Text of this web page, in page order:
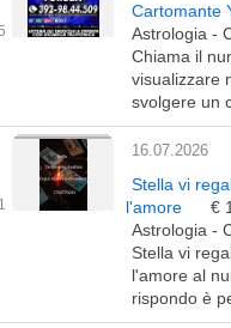
Cartomante
Astrologia -
Chiama il
visualizzare
svolgere un
16.07.2026
Stella vi
l'amore
€
Astrologia -
Stella vi
l'amore al
rispondo è